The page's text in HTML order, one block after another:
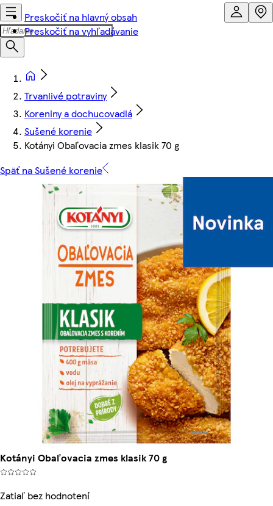
Preskočiť na hlavný obsah
Preskočiť na vyhľadávanie
Trvanlivé potraviny
Koreniny a dochucovadlá
Sušené korenie
Kotányi Obaľovacia zmes klasik 70 g
Späť na Sušené korenie
Kotányi Obaľovacia zmes klasik 70 g
Zatiaľ bez hodnotení